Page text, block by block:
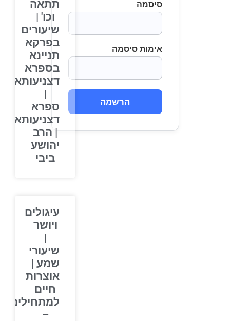
סיסמה
אימות סיסמה
הרשמה
תתאה
וכו' |
שיעורים
בפרקא
תניינא
בספרא
דצניעותא
ספרא
דצניעותא
| הרב
יהושע
ביבי
עיגולים
ויושר
שיעורי
שמע |
אוצרות
חיים
למתחילים